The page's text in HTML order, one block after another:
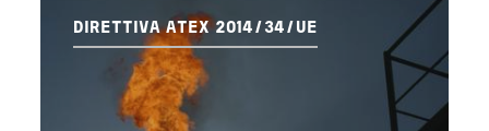
DIRETTIVA ATEX 2014/34/UE